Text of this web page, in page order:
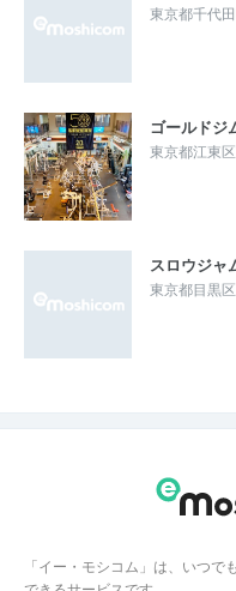
東京都千代
ゴールドジ
東京都江東
スロウジャ
東京都目黒
「イー・モシコム」は、いつ